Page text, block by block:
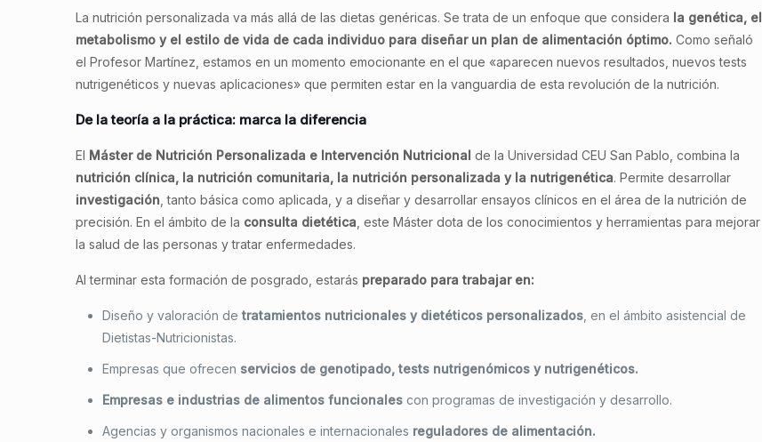
La nutrición personalizada va más allá de las dietas genéricas. Se trata de un enfoque que considera la genética, el
metabolismo y el estilo de vida de cada individuo para diseñar un plan de alimentación óptimo. Como señaló
el Profesor Martínez, estamos en un momento emocionante en el que «aparecen nuevos resultados, nuevos tests
nutrigenéticos y nuevas aplicaciones» que permiten estar en la vanguardia de esta revolución de la nutrición.
De la teoría a la práctica: marca la diferencia
El Máster de Nutrición Personalizada e Intervención Nutricional de la Universidad CEU San Pablo, combina la
nutrición clínica, la nutrición comunitaria, la nutrición personalizada y la nutrigenética. Permite desarrollar
investigación , tanto básica como aplicada, y a diseñar y desarrollar ensayos clínicos en el área de la nutrición de
precisión. En el ámbito de la consulta dietética , este Máster dota de los conocimientos y herramientas para mejorar
la salud de las personas y tratar enfermedades.
Al terminar esta formación de posgrado, estarás preparado para trabajar en:
Diseño y valoración detratamientos nutricionales y dietéticos personalizados , en el ámbito asistencial de
Dietistas-Nutricionistas.
Empresas que ofrecen servicios de genotipado, tests nutrigenómicos y nutrigenéticos.
Empresas e industrias de alimentos funcionales con programas de investigación y desarrollo.
Agencias y organismos nacionales e internacionales reguladores de alimentación.